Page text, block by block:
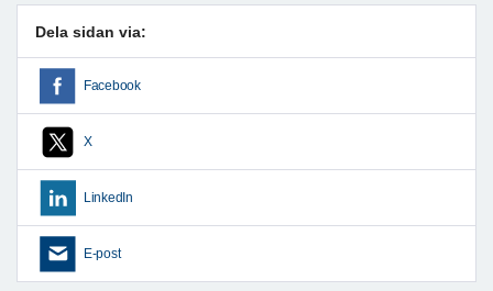
Dela sidan via:
Facebook
X
LinkedIn
E-post